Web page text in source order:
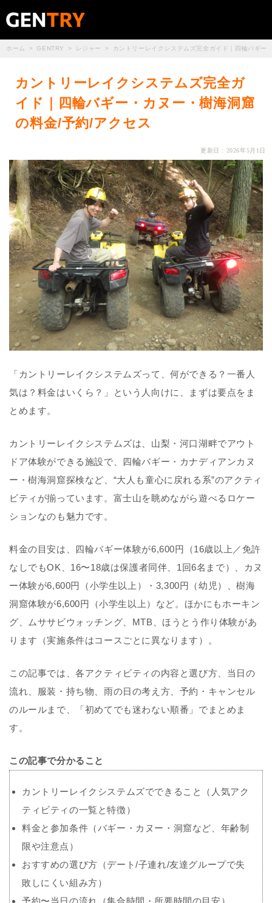
ホーム GENTRY レジャー カントリーレイクシステムズ完全ガイド｜四輪バギー
カントリーレイクシステムズ完全ガ
イド｜四輪バギー・カヌー・樹海洞窟
の料金/予約/アクセス
更新日 : 2026年5月1日
「カントリーレイクシステムズって、何ができる？一番人
気は？料金はいくら？」という人向けに、まずは要点をま
とめます。
カントリーレイクシステムズは、山梨・河口湖畔でアウト
ドア体験ができる施設で、 四輪バギー ・ カナディアンカヌ
ー ・樹海洞窟探検など、“大人も童心に戻れる系”のアクティ
ビティが揃っています。富士山を眺めながら遊べるロケー
ションなのも魅力です。
料金の目安は、四輪バギー体験が6,600円
（16歳以上／免許
なしでもOK、16〜18歳は保護者同伴、1回6名まで）、カヌ
ー体験が6,600円（小学生以上） ・ 3,300円（幼児）
、樹海
洞窟体験が6,600円（小学生以上） など。ほかにもホーキン
グ、ムササビウォッチング、MTB、ほうとう作り体験があ
ります（実施条件はコースごとに異なります）。
この記事では、各アクティビティの内容と選び方、当日の
流れ、服装・持ち物、雨の日の考え方、予約・キャンセル
のルールまで、「初めてでも迷わない順番」でまとめま
す。
この記事で分かること
カントリーレイクシステムズでできること（人気アク
ティビティの一覧と特徴）
料金と参加条件（バギー・カヌー・洞窟など、年齢制
限や注意点）
おすすめの選び方（デート/子連れ/友達グループで失
敗しにくい組み方）
予約〜当日の流れ（集合時間・所要時間の目安）